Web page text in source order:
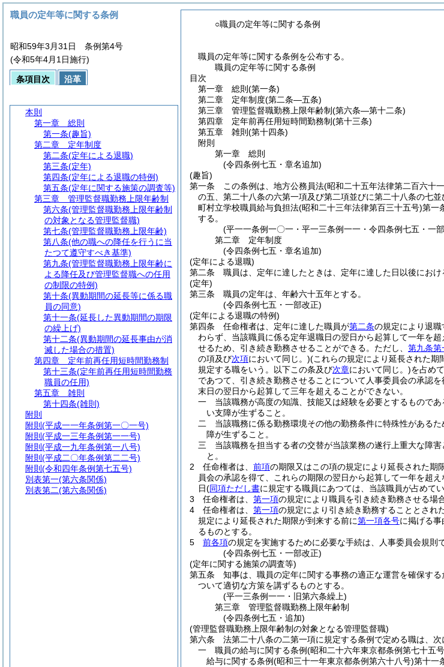
○職員の定年等に関する条例
職員の定年等に関する条例を公布する。
職員の定年等に関する条例
目次
第一章
総則 (第一条)
第二章
定年制度(第二条―五条)
第三章
管理監督職勤務上限年齢制(第六条―第十二条)
第四章
定年前再任用短時間勤務制(第十三条)
第五章
雑則 (第十四条)
附則
第一章
総則
(令四条例七五・章名追加)
(趣旨)
第一条
この条例は、地方公務員法(昭和二十五年法律第二百六十
の五、第二十八条の六第一項及び第二項並びに第二十八条の七並
町村立学校職員給与負担法(昭和二十三年法律第百三十五号)第一
する。
(平一一条例一〇一・平一三条例一一・令四条例七五・一
第二章
定年制度
(令四条例七五・章名追加)
(定年による退職)
第二条
職員は、定年に達したときは、定年に達した日以後にお
(定年)
第三条
職員の定年は、年齢六十五年とする。
(令四条例七五・一部改正)
(定年による退職の特例)
第四条
任命権者は、定年に達した職員が第二条の規定により退職
わらず、当該職員に係る定年退職日の翌日から起算して一年を
せるため、引き続き勤務させることができる。 ただし、 第九条第
の項及び次項において同じ。)(これらの規定により延長された期
規定する職をいう。以下この条及び次章において同じ。)を占め
であつて、引き続き勤務させることについて人事委員会の承認
末日の翌日から起算して三年を超えることができない。
一
当該職務が高度の知識、技能又は経験を必要とするもので
い支障が生ずること。
二
当該職務に係る勤務環境その他の勤務条件に特殊性がある
障が生ずること。
三
当該職務を担当する者の交替が当該業務の遂行上重大な障
と。
2
任命権者は、 前項の期限又はこの項の規定により延長された期
員会の承認を得て、これらの期限の翌日から起算して一年を超
日(同項ただし書に規定する職員にあつては、当該職員が占めて
3
任命権者は、 第一項の規定により職員を引き続き勤務させる場
4
任命権者は、 第一項の規定により引き続き勤務することとされ
規定により延長された期限が到来する前に第一項各号に掲げる
るものとする。
5
前各項の規定を実施するために必要な手続は、人事委員会規則
(令四条例七五・一部改正)
(定年に関する施策の調査等)
第五条
知事は、職員の定年に関する事務の適正な運営を確保す
ついて適切な方策を講ずるものとする。
(平一三条例一一・旧第六条繰上)
第三章
管理監督職勤務上限年齢制
(令四条例七五・追加)
(管理監督職勤務上限年齢制の対象となる管理監督職)
第六条
法第二十八条の二第一項に規定する条例で定める職は、次
一
職員の給与に関する条例(昭和二十六年東京都条例第七十五
給与に関する条例(昭和三十一年東京都条例第六十八号)第十一
職員の定年等に関する条例
昭和59年3月31日 条例第4号
(令和5年4月1日施行)
条項目次 沿革
本則
第一章
総則
第一条(趣旨)
第二章
定年制度
第二条(定年による退職)
第三条(定年)
第四条(定年による退職の特例)
第五条(定年に関する施策の調査等)
第三章
管理監督職勤務上限年齢制
第六条(管理監督職勤務上限年齢制
の対象となる管理監督職)
第七条(管理監督職勤務上限年齢)
第八条(他の職への降任を行うに当
たつて遵守すべき基準)
第九条(管理監督職勤務上限年齢に
よる降任及び管理監督職への任用
の制限の特例)
第十条(異動期間の延長等に係る職
員の同意)
第十一条(延長した異動期間の期限
の繰上げ)
第十二条(異動期間の延長事由が消
滅した場合の措置)
第四章
定年前再任用短時間勤務制
第十三条(定年前再任用短時間勤務
職員の任用)
第五章
雑則
第十四条(雑則)
附則
附則 (平成一一年条例第一〇一号)
附則 (平成一三年条例第一一号)
附則 (平成一九年条例第一八号)
附則 (平成二〇年条例第二二号)
附則 (令和四年条例第七五号)
別表第一(第六条関係)
別表第二(第六条関係)